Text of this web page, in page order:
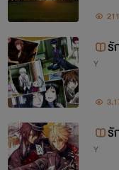
211
รั
Y
รั
Y